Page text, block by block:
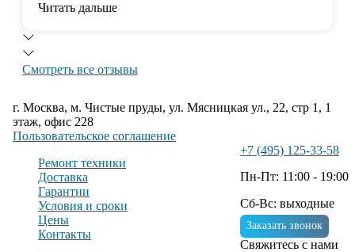
Читать дальше
Смотреть все отзывы
г. Москва, м. Чистые пруды, ул. Мясницкая ул., 22, стр 1, 1
этаж, офис 228
Пользовательское соглашение
Ремонт техники
Доставка
Гарантии
Условия и сроки
Цены
Контакты
+7 (495) 125-33-58
Пн-Пт: 11:00 - 19:00
Сб-Вс: выходные
Заказать звонок
Свяжитесь с нами